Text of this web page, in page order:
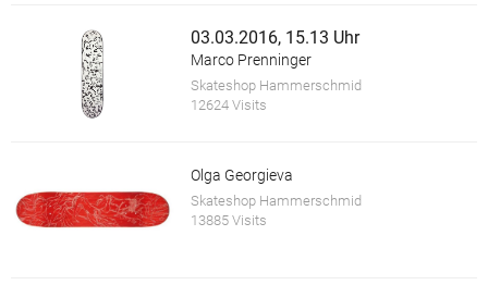
03.03.2016, 15.13 Uhr
Marco Prenninger
Skateshop Hammerschmid
12624 Visits
Olga Georgieva
Skateshop Hammerschmid
13885 Visits